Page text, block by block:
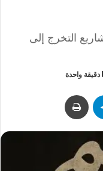
التخرج إلى
دقيقة واحدة